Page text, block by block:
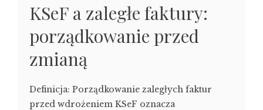
KSeF a zaległe faktury:
porządkowanie przed
zmianą
Definicja: Porządkowanie zaległych faktur
przed wdrożeniem KSeF oznacza